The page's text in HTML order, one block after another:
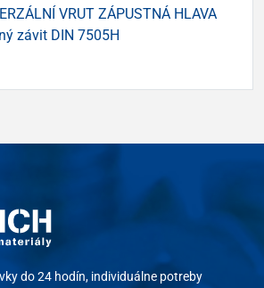
VRUT ZÁPUSTNÁ HLAVA
závit DIN 7505H
do 24 hodín, individuálne potreby